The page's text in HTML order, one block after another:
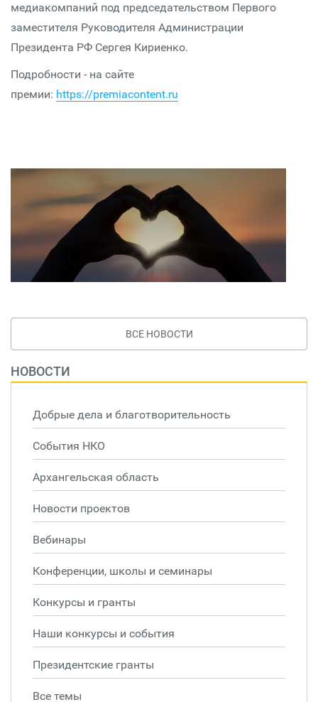
медиакомпаний под председательством Первого
заместителя Руководителя Администрации
Президента РФ Сергея Кириенко.
Подробности - на сайте
премии: https://premiacontent.ru
ВСЕ НОВОСТИ
НОВОСТИ
Добрые дела и благотворительность
События НКО
Архангельская область
Новости проектов
Вебинары
Конференции, школы и семинары
Конкурсы и гранты
Наши конкурсы и события
Президентские гранты
Все темы